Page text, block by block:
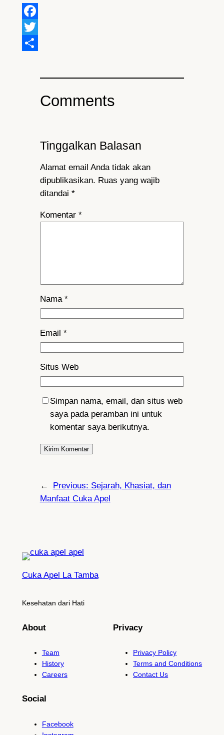
Facebook
Twitter
Comments
Tinggalkan Balasan
Alamat email Anda tidak akan
dipublikasikan. Ruas yang wajib
ditandai *
Komentar *
Nama *
Email *
Situs Web
Simpan nama, email, dan situs web
saya pada peramban ini untuk
komentar saya berikutnya.
← Previous: Sejarah, Khasiat, dan
Manfaat Cuka Apel
Cuka Apel La Tamba
Kesehatan dari Hati
About
Team
History
Careers
Privacy
Privacy Policy
Terms and Conditions
Contact Us
Social
Facebook